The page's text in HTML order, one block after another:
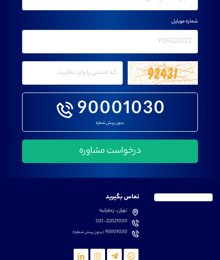
90001030
بدون پیش شماره
شماره موبایل
تماس بگیرید
تهران، زعفرانیه
021-22021030
90001030(بدون پیش شماره)